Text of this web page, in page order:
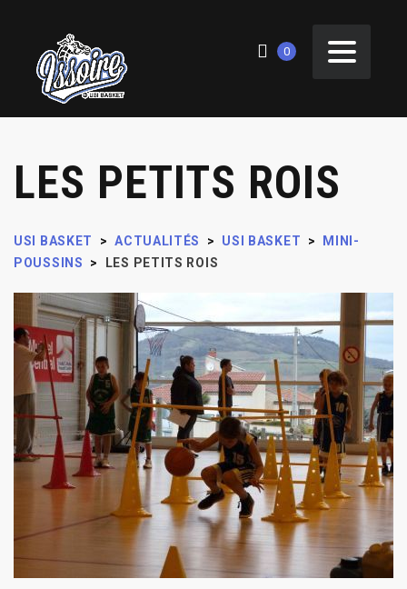
0
LES PETITS ROIS
USI BASKET > ACTUALITÉS > USI BASKET >
MINI-
POUSSINS
> LES PETITS ROIS